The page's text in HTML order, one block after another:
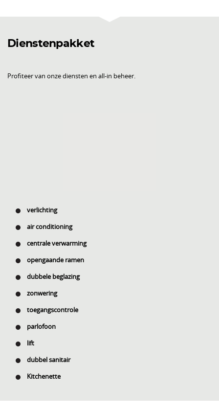
Dienstenpakket
Profiteer van onze diensten en all-in beheer.
verlichting
air conditioning
centrale verwarming
opengaande ramen
dubbele beglazing
zonwering
toegangscontrole
parlofoon
lift
dubbel sanitair
Kitchenette